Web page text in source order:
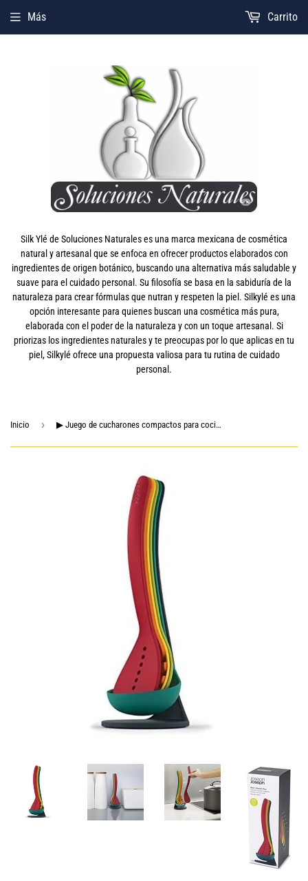
Silk Ylé de Soluciones Naturales es una marca mexicana de cosmética
natural y artesanal que se enfoca en ofrecer productos elaborados con
ingredientes de origen botánico, buscando una alternativa más saludable y
suave para el cuidado personal. Su filosofía se basa en la sabiduría de la
naturaleza para crear fórmulas que nutran y respeten la piel. Silkylé es una
opción interesante para quienes buscan una cosmética más pura,
elaborada con el poder de la naturaleza y con un toque artesanal. Si
priorizas los ingredientes naturales y te preocupas por lo que aplicas en tu
piel, Silkylé ofrece una propuesta valiosa para tu rutina de cuidado
personal.
Más Carrito
Inicio › ▶ Juego de cucharones compactos para cocina, multicolor, 5 piezas